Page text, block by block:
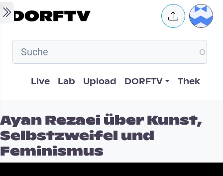
Skip to main content User
Hauptnavigation
Live Lab Upload DORFTV Thek
Ayan Rezaei über Kunst,
Selbstzweifel und
Feminismus